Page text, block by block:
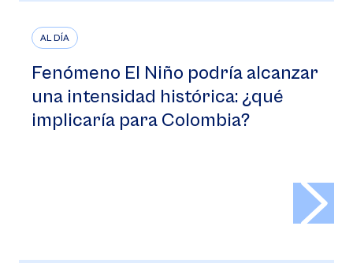
AL DÍA
Fenómeno El Niño podría alcanzar
una intensidad histórica: ¿qué
implicaría para Colombia?